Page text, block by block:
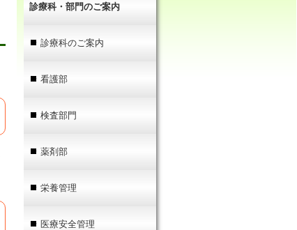
診療科・部門のご案内
診療科のご案内
看護部
検査部門
薬剤部
栄養管理
医療安全管理